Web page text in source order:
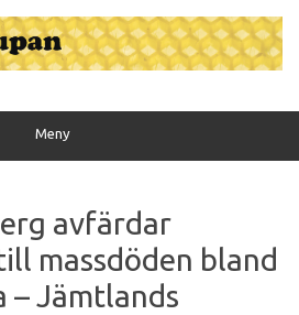
Meny
avfärdar
massdöden bland
– Jämtlands